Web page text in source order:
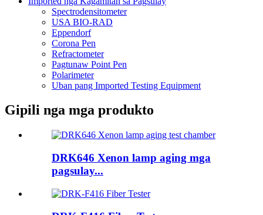
Spectrodensitometer
USA BIO-RAD
Eppendorf
Corona Pen
Refractometer
Pagtunaw Point Pen
Polarimeter
Uban pang Imported Testing Equipment
Gipili nga mga produkto
DRK646 Xenon lamp aging mga
pagsulay...